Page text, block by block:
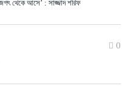
জগৎ থেকে আসে’ : সাজ্জাদ শরিফ
0